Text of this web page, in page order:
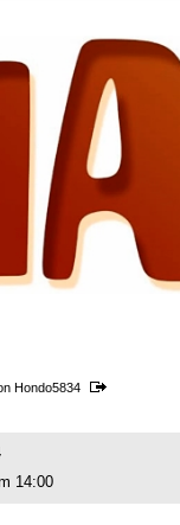
Hondo5834
14:00